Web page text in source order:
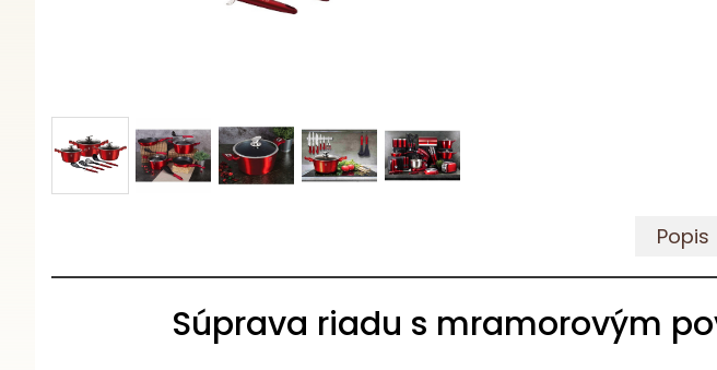
Popis
Súprava riadu s mramorovým